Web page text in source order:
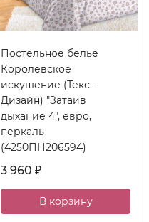
Постельное белье
Королевское
искушение (Текс-
Дизайн) "Затаив
дыхание 4", евро,
перкаль
(4250ПН206594)
3 960 ₽
В корзину